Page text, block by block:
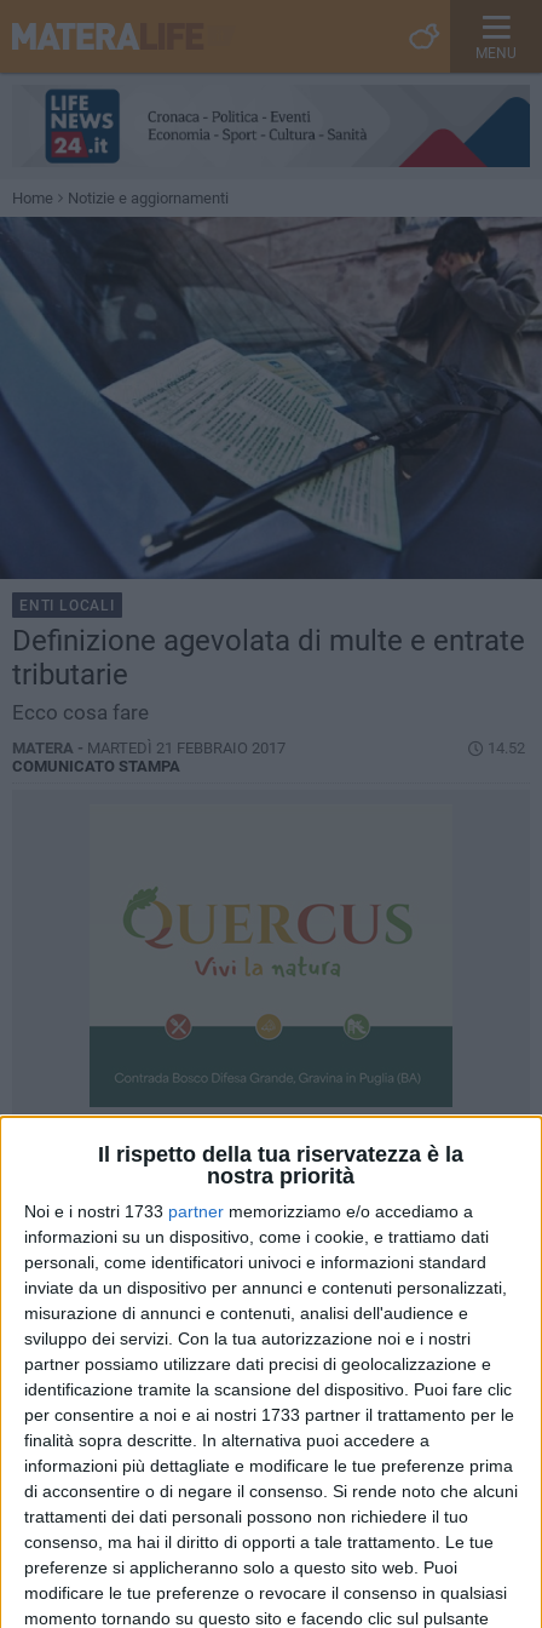
Il rispetto della tua riservatezza è la
nostra priorità
Noi e i nostri 1733 partner memorizziamo e/o accediamo a
informazioni su un dispositivo, come i cookie, e trattiamo dati
personali, come identificatori univoci e informazioni standard
inviate da un dispositivo per annunci e contenuti personalizzati,
misurazione di annunci e contenuti, analisi dell'audience e
sviluppo dei servizi. Con la tua autorizzazione noi e i nostri
partner possiamo utilizzare dati precisi di geolocalizzazione e
identificazione tramite la scansione del dispositivo. Puoi fare clic
per consentire a noi e ai nostri 1733 partner il trattamento per le
finalità sopra descritte. In alternativa puoi accedere a
informazioni più dettagliate e modificare le tue preferenze prima
di acconsentire o di negare il consenso. Si rende noto che alcuni
trattamenti dei dati personali possono non richiedere il tuo
consenso, ma hai il diritto di opporti a tale trattamento. Le tue
preferenze si applicheranno solo a questo sito web. Puoi
modificare le tue preferenze o revocare il consenso in qualsiasi
momento tornando su questo sito e facendo clic sul pulsante
MENU
Home Notizie e aggiornamenti
ENTI LOCALI
Definizione agevolata di multe e entrate
tributarie
Ecco cosa fare
MATERA - MARTEDÌ 21 FEBBRAIO 2017
14.52
COMUNICATO STAMPA
1
In seguito alla delibera di consiglio comunale n.4, approvata
il 27 gennaio scorso, il Comune di Matera ha aderito alla
possibilità di definire in modo agevolato le entrate tributarie
e le sanzioni da violazione al codice della strada.
Le somme dovute potranno essere dilazionate fino a un
massimo di 15 rate mensili di pari importo, a decorrere dall'1
luglio 2017 (scadenza 30 settembre 2018) con un importo
minimo di 50 euro.
I contribuenti che sono intenzionati ad aderire a questo
meccanismo possono presentare a mano o a mezzo posta
all'Urp del Comune, entro e non oltre il 30 aprile 2017,
domanda da redigesri su apposito modello predisposto
dall'Ente, suddiviso per materia (Mod. "A" tributi e Mod. "B"
violazione C.D.s.) da scaricare dal portale del Comune, nello